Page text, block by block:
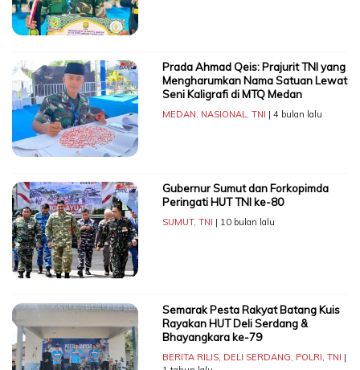
Prada Ahmad Qeis: Prajurit TNI yang
Mengharumkan Nama Satuan Lewat
Seni Kaligrafi di MTQ Medan
MEDAN, NASIONAL, TNI | 4 bulan lalu
Gubernur Sumut dan Forkopimda
Peringati HUT TNI ke-80
SUMUT, TNI | 10 bulan lalu
Semarak Pesta Rakyat Batang Kuis
Rayakan HUT Deli Serdang &
Bhayangkara ke-79
BERITA RILIS, DELI SERDANG, POLRI, TNI |